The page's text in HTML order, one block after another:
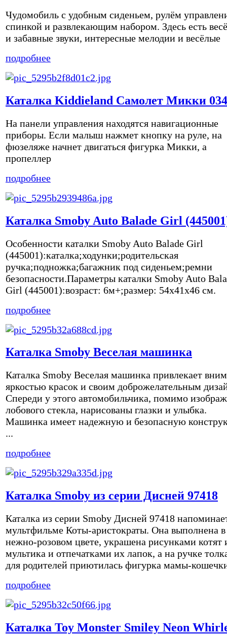
Чудомобиль с удобным сиденьем, рулём
спинкой и развлекающим набором. Здесь есть
и забавные звуки, интересные мелодии и весёлые
подробнее
Каталка Kiddieland Самолет Микки
На панели управления находятся навигационные
приборы. Если малыш нажмет кнопку на руле, на
фюзеляже начнет двигаться фигурка Микки, а
пропеллер
подробнее
Каталка Smoby Auto Balade Girl
Особенности каталки Smoby Auto Balade Girl
(445001):каталка;ходунки;родительская
ручка;подножка;багажник под сиденьем;ремни
безопасности.Параметры каталки Smoby Auto
Girl (445001):возраст: 6м+;размер: 54x41x46 см.
подробнее
Каталка Smoby Веселая машинка
Каталка Smoby Веселая машинка привлекает
яркостью красок и своим доброжелательным
Спереди у этого автомобильчика, помимо
лобового стекла, нарисованы глазки и улыбка.
Машинка имеет надежную и безопасную
...
подробнее
Каталка Smoby из серии Дисней 97418
Каталка из серии Smoby Дисней 97418
мультфильме Коты-аристократы. Она выполнена в
нежно-розовом цвете, украшена рисунками котят
мультика и отпечатками их лапок, а на ручке
для родителей приютилась фигурка мамы-
подробнее
Каталка Toy Monster Smiley Neon